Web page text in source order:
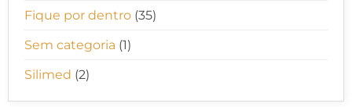
Fique por dentro (35)
Sem categoria (1)
Silimed (2)